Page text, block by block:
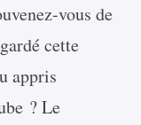
vous de
cette
appris
? Le